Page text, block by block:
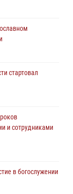
в богослужении
костромские
стартовал
и сотрудниками
в богослужении